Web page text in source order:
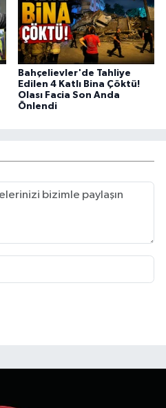
Bahçelievler'de Tahliye
Edilen 4 Katlı Bina Çöktü!
Olası Facia Son Anda
Önlendi